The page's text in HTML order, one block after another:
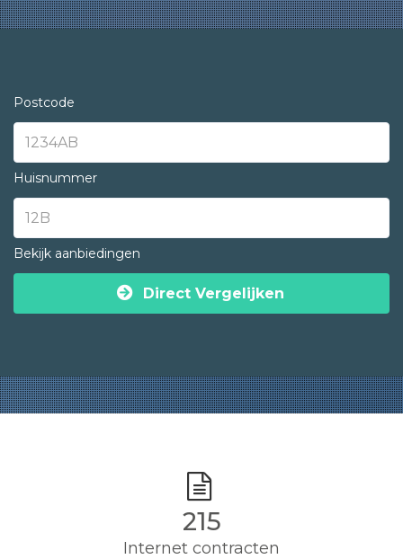
Postcode
Huisnummer
Bekijk aanbiedingen
Direct Vergelijken
215
Internet contracten